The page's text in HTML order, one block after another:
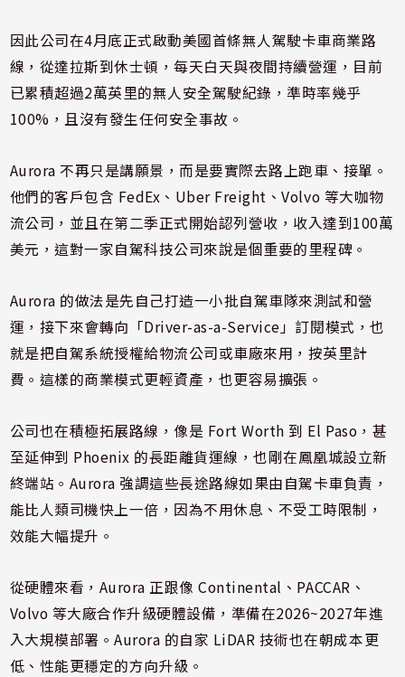
因此公司在4月底正式啟動美國首條無人駕駛卡車商業路
線，從達拉斯到休士頓，每天白天與夜間持續營運，目前
已累積超過2萬英里的無人安全駕駛紀錄，準時率幾乎
100%，且沒有發生任何安全事故。
Aurora 不再只是講願景，而是要實際去路上跑車、接單。
他們的客戶包含 FedEx、Uber Freight、Volvo 等大咖物
流公司，並且在第二季正式開始認列營收，收入達到100萬
美元，這對一家自駕科技公司來說是個重要的里程碑。
Aurora 的做法是先自己打造一小批自駕車隊來測試和營
運，接下來會轉向「Driver-as-a-Service」訂閱模式，也
就是把自駕系統授權給物流公司或車廠來用，按英里計
費。這樣的商業模式更輕資產，也更容易擴張。
公司也在積極拓展路線，像是 Fort Worth 到 El Paso，甚
至延伸到 Phoenix 的長距離貨運線，也剛在鳳凰城設立新
終端站。Aurora 強調這些長途路線如果由自駕卡車負責，
能比人類司機快上一倍，因為不用休息、不受工時限制，
效能大幅提升。
從硬體來看，Aurora 正跟像 Continental、PACCAR、
Volvo 等大廠合作升級硬體設備，準備在2026~2027年進
入大規模部署。Aurora 的自家 LiDAR 技術也在朝成本更
低、性能更穩定的方向升級。